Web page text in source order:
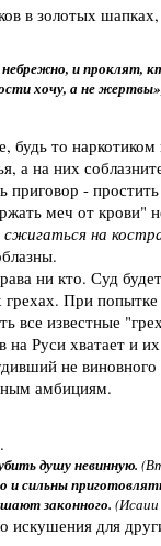
в золотых
и проклят,
хочу, а не жертвы»
будь то
а на них
-
меч от
на
ни кто. Суд
грехах. При
все известные
на Руси хватает и
не виновного
амбициям.
душу невинную.
сильны
законного.
искушения для